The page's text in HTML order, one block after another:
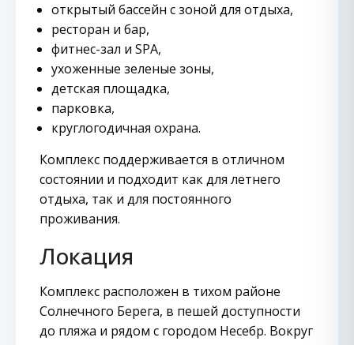
открытый бассейн с зоной для отдыха,
ресторан и бар,
фитнес-зал и SPA,
ухоженные зеленые зоны,
детская площадка,
парковка,
круглогодичная охрана.
Комплекс поддерживается в отличном
состоянии и подходит как для летнего
отдыха, так и для постоянного
проживания.
Локация
Комплекс расположен в тихом районе
Солнечного Берега, в пешей доступности
до пляжа и рядом с городом Несебр. Вокруг